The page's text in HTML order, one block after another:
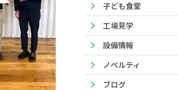
子ども食堂
工場見学
設備情報
ノベルティ
ブログ